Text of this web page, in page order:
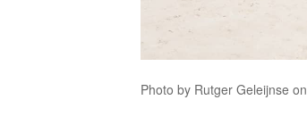
Photo by Rutger Geleijnse on